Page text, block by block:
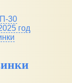
30
год